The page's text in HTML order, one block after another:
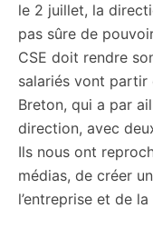
le 2 juillet, la
pas sûre de
CSE doit rendre
salariés vont partir
Breton, qui a par
direction, avec
Ils nous ont
médias, de créer
l’entreprise et de